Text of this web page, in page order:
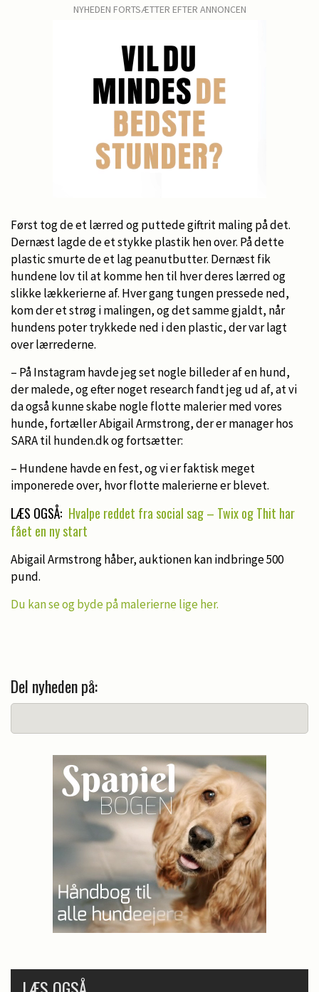
NYHEDEN FORTSÆTTER EFTER ANNONCEN
Først tog de et lærred og puttede giftrit maling på det.
Dernæst lagde de et stykke plastik hen over. På dette
plastic smurte de et lag peanutbutter. Dernæst fik
hundene lov til at komme hen til hver deres lærred og
slikke lækkerierne af. Hver gang tungen pressede ned,
kom der et strøg i malingen, og det samme gjaldt, når
hundens poter trykkede ned i den plastic, der var lagt
over lærrederne.
– På Instagram havde jeg set nogle billeder af en hund,
der malede, og efter noget research fandt jeg ud af, at vi
da også kunne skabe nogle flotte malerier med vores
hunde, fortæller Abigail Armstrong, der er manager hos
SARA til hunden.dk og fortsætter:
– Hundene havde en fest, og vi er faktisk meget
imponerede over, hvor flotte malerierne er blevet.
LÆS OGSÅ: Hvalpe reddet fra social sag – Twix og Thit har
fået en ny start
Abigail Armstrong håber, auktionen kan indbringe 500
pund.
Du kan se og byde på malerierne lige her.
Del nyheden på: